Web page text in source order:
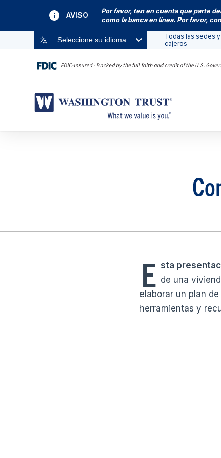
AVISO
Por favor, ten en cuenta que parte
como la banca en línea. Por favor,
Seleccione su idioma
Todas las sedes y
cajeros
E sta
de una
elaborar un plan
herramientas y